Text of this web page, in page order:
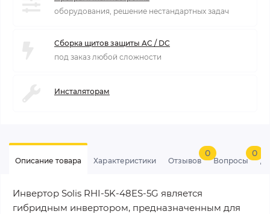
оборудования, решение нестандартных задач
Сборка щитов защиты AC / DC
под заказ любой сложности
Инсталяторам
Описание товара Характеристики Отзывов
0
Вопросы
0
Инвертор Solis RHI-5K-48ES-5G является
гибридным инвертором, предназначенным для